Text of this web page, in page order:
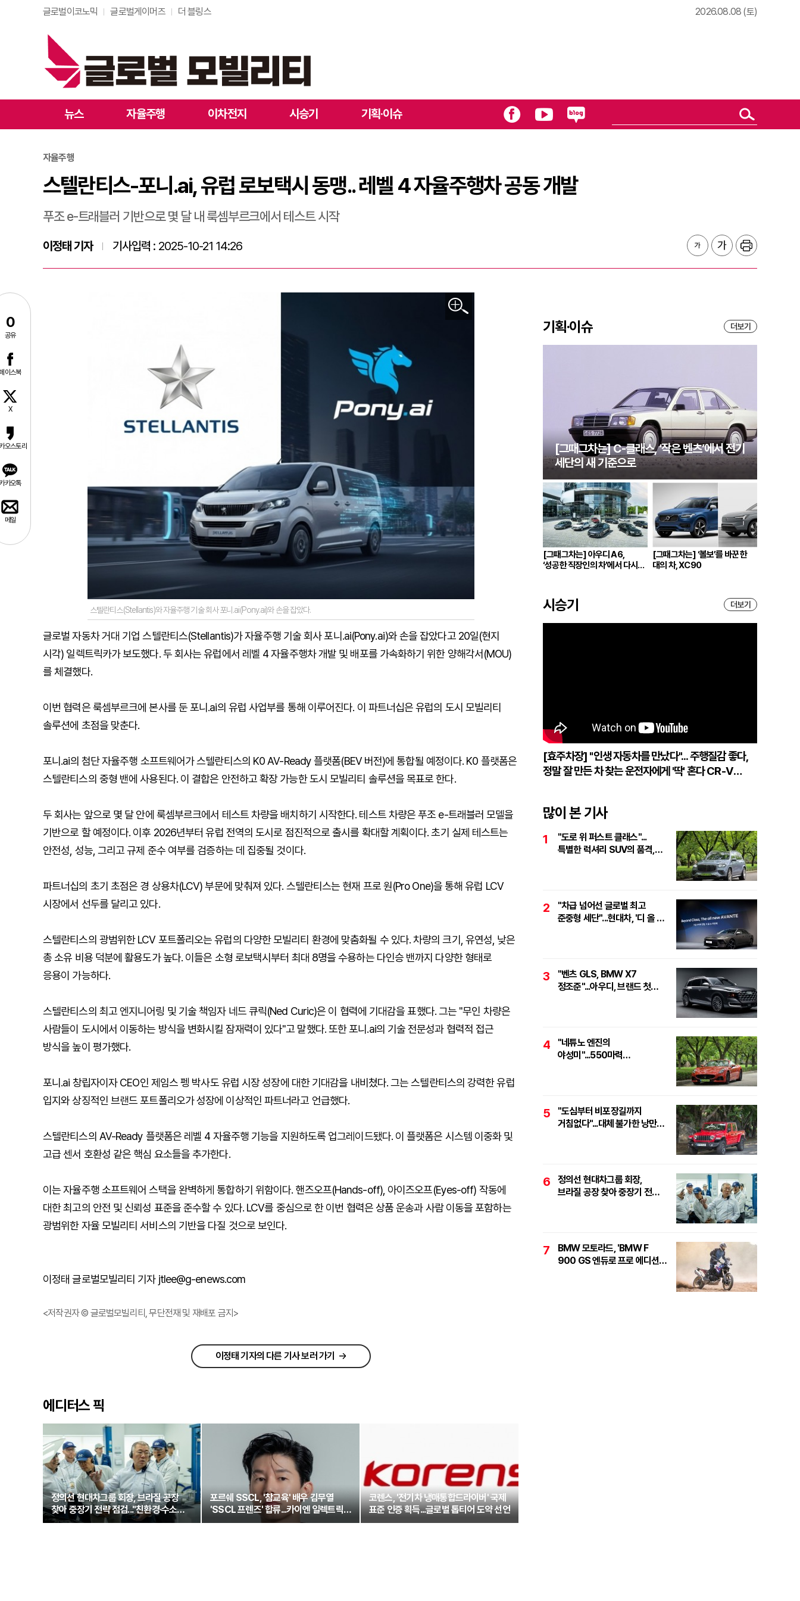
글로벌이코노믹 글로벌게이머즈 더 블링스 2026.08.08 (토)
뉴스 자율주행 이차전지 시승기 기획·이슈
스텔란티스-포니.ai, 유럽 로보택시 동맹.. 레벨 4 자율주행차 공동 개발
0
공유
이스북
X
오스토리
카오톡
메일
자율주행
스텔란티스-포니.ai, 유럽 로보택시 동맹.. 레벨 4 자율주행차 공동 개발
푸조 e-트래블러 기반으로 몇 달 내 룩셈부르크에서 테스트 시작
이정태 기자 기사입력 : 2025-10-21 14:26
스텔란티스(Stellantis)와 자율주행 기술 회사 포니.ai(Pony.ai)와 손을 잡았다.
글로벌 자동차 거대 기업 스텔란티스(Stellantis)가 자율주행 기술 회사 포니.ai(Pony.ai)와 손을 잡았다고 20일(현지
시각) 일렉트릭카가 보도했다. 두 회사는 유럽에서 레벨 4 자율주행차 개발 및 배포를 가속화하기 위한 양해각서(MOU)
를 체결했다.
이번 협력은 룩셈부르크에 본사를 둔 포니.ai의 유럽 사업부를 통해 이루어진다. 이 파트너십은 유럽의 도시 모빌리티
솔루션에 초점을 맞춘다.
포니.ai의 첨단 자율주행 소프트웨어가 스텔란티스의 K0 AV-Ready 플랫폼(BEV 버전)에 통합될 예정이다. K0 플랫폼은
스텔란티스의 중형 밴에 사용된다. 이 결합은 안전하고 확장 가능한 도시 모빌리티 솔루션을 목표로 한다.
두 회사는 앞으로 몇 달 안에 룩셈부르크에서 테스트 차량을 배치하기 시작한다. 테스트 차량은 푸조 e-트래블러 모델을
기반으로 할 예정이다. 이후 2026년부터 유럽 전역의 도시로 점진적으로 출시를 확대할 계획이다. 초기 실제 테스트는
안전성, 성능, 그리고 규제 준수 여부를 검증하는 데 집중될 것이다.
파트너십의 초기 초점은 경 상용차(LCV) 부문에 맞춰져 있다. 스텔란티스는 현재 프로 원(Pro One)을 통해 유럽 LCV
시장에서 선두를 달리고 있다.
스텔란티스의 광범위한 LCV 포트폴리오는 유럽의 다양한 모빌리티 환경에 맞춤화될 수 있다. 차량의 크기, 유연성, 낮은
총 소유 비용 덕분에 활용도가 높다. 이들은 소형 로보택시부터 최대 8명을 수용하는 다인승 밴까지 다양한 형태로
응용이 가능하다.
스텔란티스의 최고 엔지니어링 및 기술 책임자 네드 큐릭(Ned Curic)은 이 협력에 기대감을 표했다. 그는 "무인 차량은
사람들이 도시에서 이동하는 방식을 변화시킬 잠재력이 있다"고 말했다. 또한 포니.ai의 기술 전문성과 협력적 접근
방식을 높이 평가했다.
포니.ai 창립자이자 CEO인 제임스 펭 박사도 유럽 시장 성장에 대한 기대감을 내비쳤다. 그는 스텔란티스의 강력한 유럽
입지와 상징적인 브랜드 포트폴리오가 성장에 이상적인 파트너라고 언급했다.
스텔란티스의 AV-Ready 플랫폼은 레벨 4 자율주행 기능을 지원하도록 업그레이드됐다. 이 플랫폼은 시스템 이중화 및
고급 센서 호환성 같은 핵심 요소들을 추가한다.
이는 자율주행 소프트웨어 스택을 완벽하게 통합하기 위함이다. 핸즈오프(Hands-off), 아이즈오프(Eyes-off) 작동에
대한 최고의 안전 및 신뢰성 표준을 준수할 수 있다. LCV를 중심으로 한 이번 협력은 상품 운송과 사람 이동을 포함하는
광범위한 자율 모빌리티 서비스의 기반을 다질 것으로 보인다.
이정태 글로벌모빌리티 기자 jtlee@g-enews.com
<저작권자 © 글로벌모빌리티, 무단전재 및 재배포 금지>
이정태 기자의 다른 기사 보러 가기
에디터스 픽
정의선 현대차그룹 회장, 브라질 공장
찾아 중장기 전략 점검..."친환경·수소로
정면돌파"
포르쉐 SSCL, '참교육' 배우 김무열
'SSCL 프렌즈' 합류...카이엔 일렉트릭과
새로운 여정
코렌스, '전기차 냉매통합드라이버' 국제
표준 인증 획득...글로벌 톱티어 도약 선언
기획·이슈 더보기
[그때그차는] C-클래스, ‘작은 벤츠’에서 전기
세단의 새 기준으로
[그때그차는] 아우디 A6,
‘성공한 직장인의 차’에서 다시
[그때그차는] ‘볼보’를 바꾼 한
대의 차, XC90
시승기 더보기
[효주차장] "인생 자동차를 만났다"... 주행질감 좋다,
정말 잘 만든 차 찾는 운전자에게 '딱' 혼다 CR-V
많이 본 기사
1
"도로 위 퍼스트 클래스"...
특별한 럭셔리 SUV의 품격,
2
"차급 넘어선 글로벌 최고
준중형 세단"...현대차, '디 올 뉴
3
"벤츠 GLS, BMW X7
정조준"...아우디, 브랜드 첫
4
"네튜노 엔진의
야성미"...550마력
5
"도심부터 비포장길까지
거침없다"...대체 불가한 낭만
6
정의선 현대차그룹 회장,
브라질 공장 찾아 중장기 전략
7
BMW 모토라드, 'BMW F
900 GS 엔듀로 프로 에디션'